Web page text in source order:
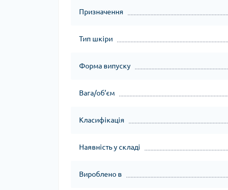
Призначення
Тип шкіри
Форма випуску
Вага/об’єм
Класифікація
Наявність у складі
Вироблено в